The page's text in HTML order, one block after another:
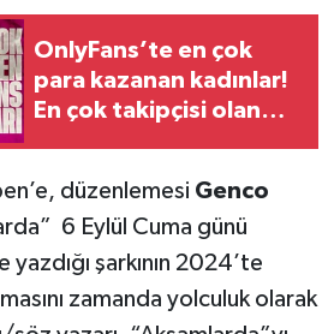
OnlyFans’te en çok
para kazanan kadınlar!
En çok takipçisi olan
düzenlemesi Genco
6 Eylül Cuma günü
yazdığı şarkının 2024’te
zamanda yolculuk olarak